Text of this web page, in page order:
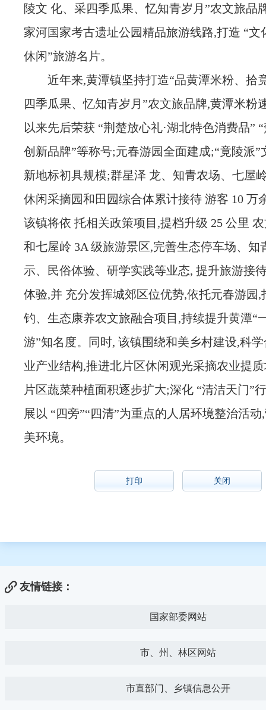
陵文 化、采四季瓜果、忆知青岁月”农文旅品
家河国家考古遗址公园精品旅游线路,打造 “文
休闲”旅游名片。
近年来,黄潭镇坚持打造“品黄潭米粉、拾
四季瓜果、忆知青岁月”农文旅品牌,黄潭米粉
以来先后荣获 “荆楚放心礼·湖北特色消费品”
创新品牌”等称号;元春游园全面建成;“竟陵派”
新地标初具规模;群星泽 龙、知青农场、七屋
休闲采摘园和田园综合体累计接待 游客 10 万
该镇将依 托相关政策项目,提档升级 25 公里
和七屋岭 3A 级旅游景区,完善生态停车场、知
示、民俗体验、研学实践等业态, 提升旅游接
体验,并 充分发挥城郊区位优势,依托元春游园,
钓、生态康养农文旅融合项目,持续提升黄潭“
游”知名度。同时, 该镇围绕和美乡村建设,科
业产业结构,推进北片区休闲观光采摘农业提
片区蔬菜种植面积逐步扩大;深化 “清洁天门”
展以 “四旁”“四清”为重点的人居环境整治活
美环境。
打印 关闭
友情链接：
国家部委网站
市、州、林区网站
市直部门、乡镇信息公开